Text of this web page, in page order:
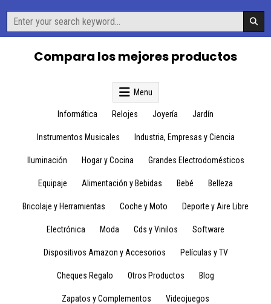
content
Search
for:
Compara los mejores productos
Menu
Informática Relojes Joyería Jardín
Instrumentos Musicales Industria, Empresas y Ciencia
Iluminación Hogar y Cocina Grandes Electrodomésticos
Equipaje Alimentación y Bebidas Bebé Belleza
Bricolaje y Herramientas Coche y Moto Deporte y Aire Libre
Electrónica Moda Cds y Vinilos Software
Dispositivos Amazon y Accesorios Películas y TV
Cheques Regalo Otros Productos Blog
Zapatos y Complementos Videojuegos